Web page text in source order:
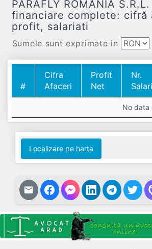
PARAFLY ROMANIA
financiare complete: cifră
profit, salariati
Sumele sunt exprimate in
#
Cifra
Afaceri
Profit
Net
Nr.
Afaceri
Net
Nr.
No data
Localizare pe harta